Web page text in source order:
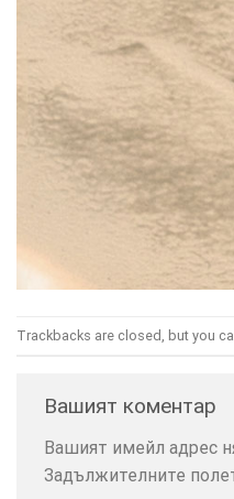
Trackbacks are closed, but you
Вашият коментар
Вашият имейл адрес
Задължителните
×
ИЗПОЛЗВА
ПОВЕЧЕ
ДА
НАМЕРИТЕ
ТУК.